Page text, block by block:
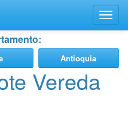
Antioquia
Vereda